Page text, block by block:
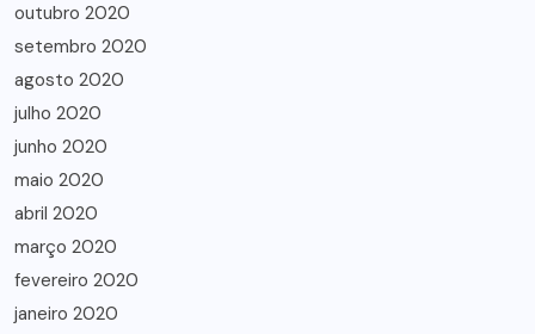
outubro 2020
setembro 2020
agosto 2020
julho 2020
junho 2020
maio 2020
abril 2020
março 2020
fevereiro 2020
janeiro 2020